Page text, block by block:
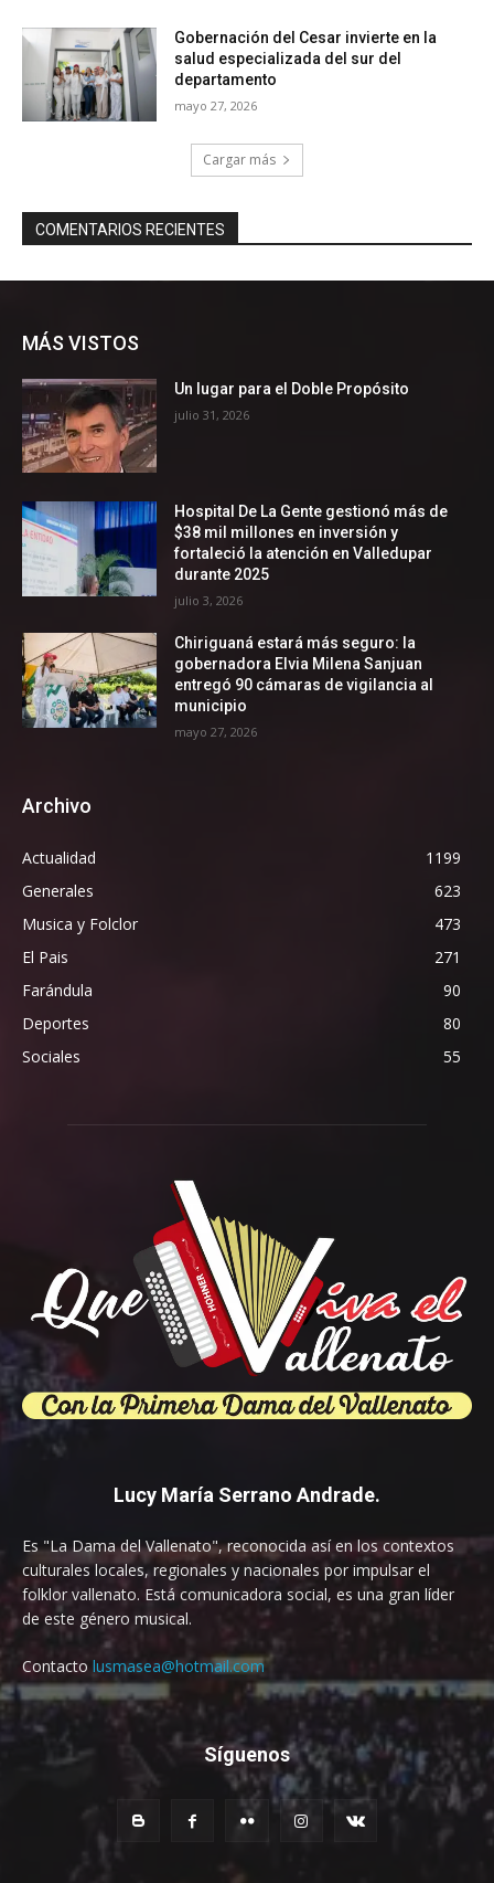
MÁS VISTOS
Un lugar para el Doble Propósito
julio 31, 2026
Hospital De La Gente gestionó más de
$38 mil millones en inversión y
fortaleció la atención en Valledupar
durante 2025
julio 3, 2026
Chiriguaná estará más seguro: la
gobernadora Elvia Milena Sanjuan
entregó 90 cámaras de vigilancia al
municipio
mayo 27, 2026
Archivo
Actualidad
1199
Generales
623
Musica y Folclor
473
El Pais
271
Farándula
90
Deportes
80
Sociales
55
Lucy María Serrano Andrade.
Es "La Dama del Vallenato", reconocida así en los contextos
culturales locales, regionales y nacionales por impulsar el
folklor vallenato. Está comunicadora social, es una gran líder
de este género musical.
Contacto lusmasea@hotmail.com
Síguenos